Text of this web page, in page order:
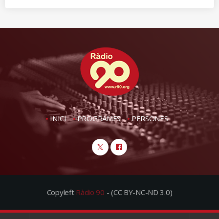
INICI PROGRAMES PERSONES
Copyleft Ràdio 90 - (CC BY-NC-ND 3.0)